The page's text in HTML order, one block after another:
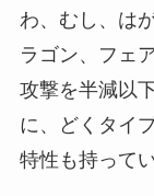
わ、むし、は
ラゴン、フェ
攻撃を半減以
に、どくタイ
特性も持って